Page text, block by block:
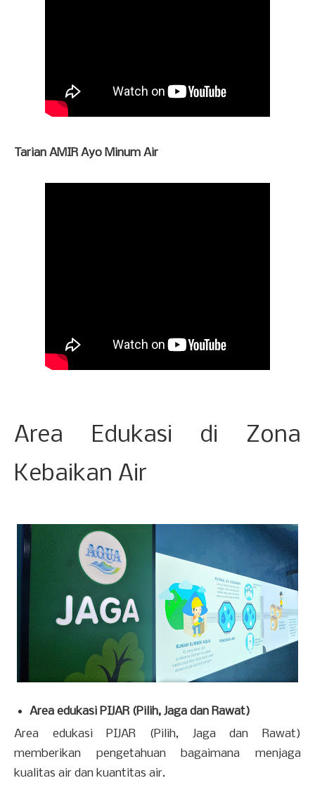
Tarian AMIR Ayo Minum Air
Area Edukasi di Zona
Kebaikan Air
Area edukasi PIJAR (Pilih, Jaga dan Rawat)
Area edukasi PIJAR (Pilih, Jaga dan Rawat)
memberikan pengetahuan bagaimana menjaga
kualitas air dan kuantitas air.